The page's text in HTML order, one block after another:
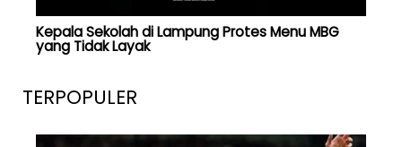
Kepala Sekolah di Lampung Protes Menu MBG
yang Tidak Layak
TERPOPULER